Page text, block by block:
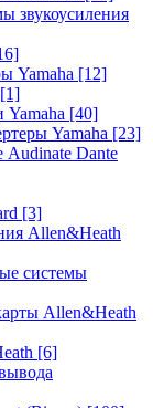
звукоусиления
Yamaha [12]
[1]
[40]
Yamaha [23]
Audinate Dante
[3]
Allen&Heath
системы
Allen&Heath
[6]